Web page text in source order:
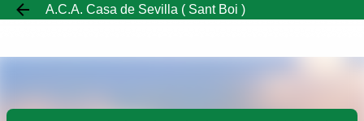
Ir al contenido principal
A.C.A. Casa de Sevilla ( Sant Boi )